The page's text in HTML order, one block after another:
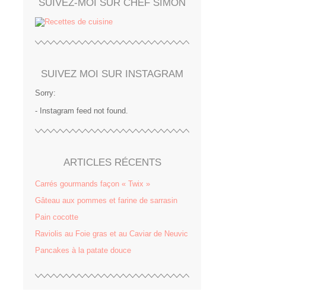
SUIVEZ-MOI SUR CHEF SIMON
SUIVEZ MOI SUR INSTAGRAM
Sorry:
- Instagram feed not found.
ARTICLES RÉCENTS
Carrés gourmands façon « Twix »
Gâteau aux pommes et farine de sarrasin
Pain cocotte
Raviolis au Foie gras et au Caviar de Neuvic
Pancakes à la patate douce